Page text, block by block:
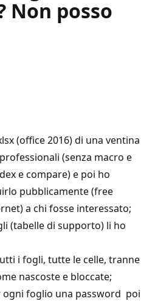
Non posso
(office 2016) di una ventina
(senza macro e
e compare) e poi ho
pubblicamente (free
a chi fosse interessato;
(tabelle di supporto) li ho
i fogli, tutte le celle, tranne
nascoste e bloccate;
foglio una password poi